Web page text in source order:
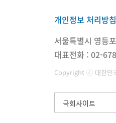
개인정보 처리방침
서울특별시 영등
대표전화 : 02-
Copyright ⓒ 대한민
국회사이트